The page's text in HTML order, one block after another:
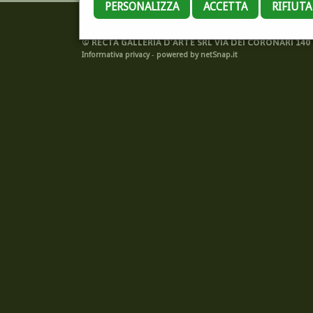
PERSONALIZZA ACCETTA
©RECTA GALLERIA D'ARTE SRL VIA DEI CORONARI
Informativa privacy- powered by netSnap.it